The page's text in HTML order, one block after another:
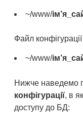
~/www/
Файл
~/www/
Нижче наведемо
конфігурації, в
доступу до БД: